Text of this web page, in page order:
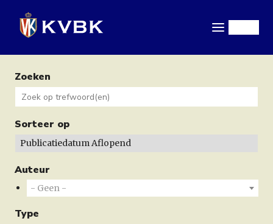
naar
gaanZoeken
Sorteer op
Auteur
- Geen -
Type